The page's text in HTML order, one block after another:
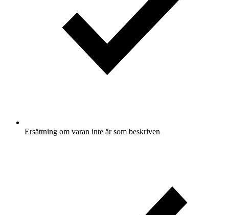
Ersättning om varan inte är som beskriven